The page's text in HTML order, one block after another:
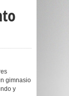
gimnasio
y